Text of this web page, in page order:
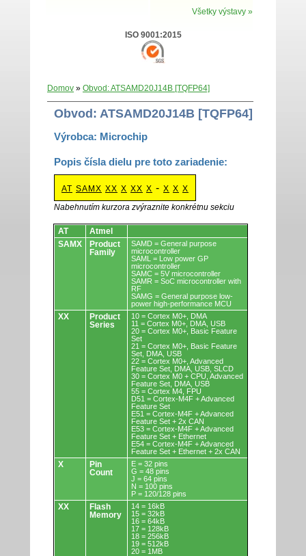
Všetky výstavy »
ISO 9001:2015
Domov » Obvod: ATSAMD20J14B [TQFP64]
Obvod: ATSAMD20J14B [TQFP64]
Výrobca: Microchip
Popis čísla dielu pre toto zariadenie:
AT SAMX XX X XX X - X X X
Nabehnutím kurzora zvýraznite konkrétnu sekciu
Obvody.
AT
Atmel
SAMX
Product
Family
SAMD = General purpose
microcontroller
SAML = Low power GP
microcontroller
SAMC = 5V microcontroller
SAMR = SoC microcontroller with
RF
SAMG = General purpose low-
power high-performance MCU
XX
Product
Series
10 = Cortex M0+, DMA
11 = Cortex M0+, DMA, USB
20 = Cortex M0+, Basic Feature
Set
21 = Cortex M0+, Basic Feature
Set, DMA, USB
22 = Cortex M0+, Advanced
Feature Set, DMA, USB, SLCD
30 = Cortex M0 + CPU, Advanced
Feature Set, DMA, USB
55 = Cortex M4, FPU
D51 = Cortex-M4F + Advanced
Feature Set
E51 = Cortex-M4F + Advanced
Feature Set + 2x CAN
E53 = Cortex-M4F + Advanced
Feature Set + Ethernet
E54 = Cortex-M4F + Advanced
Feature Set + Ethernet + 2x CAN
X
Pin
Count
E = 32 pins
G = 48 pins
J = 64 pins
N = 100 pins
P = 120/128 pins
XX
Flash
Memory
14 = 16kB
15 = 32kB
16 = 64kB
17 = 128kB
18 = 256kB
19 = 512kB
20 = 1MB